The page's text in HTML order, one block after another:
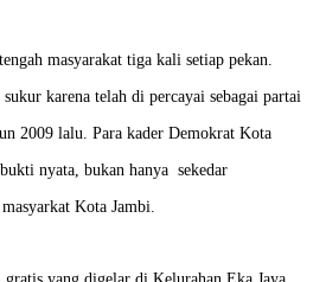
masyarakat tiga kali setiap pekan.
karena telah di percayai sebagai partai
2009 lalu. Para kader Demokrat Kota
nyata, bukan hanya sekedar
Kota Jambi.